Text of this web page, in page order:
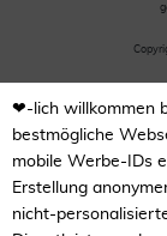
❤-lich willkommen
bestmögliche
mobile Werbe-IDs
Erstellung
nicht-